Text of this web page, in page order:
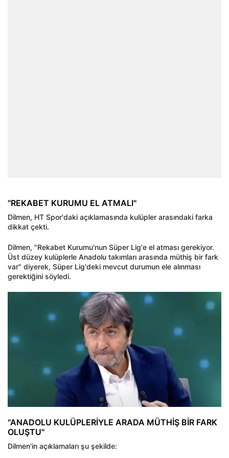
"REKABET KURUMU EL ATMALI"
Dilmen, HT Spor'daki açıklamasında kulüpler arasındaki farka
dikkat çekti.
Dilmen, "Rekabet Kurumu'nun Süper Lig'e el atması gerekiyor.
Üst düzey kulüplerle Anadolu takımları arasında müthiş bir fark
var" diyerek, Süper Lig'deki mevcut durumun ele alınması
gerektiğini söyledi.
"ANADOLU KULÜPLERİYLE ARADA MÜTHİŞ BİR FARK
OLUŞTU"
Dilmen'in açıklamaları şu şekilde: